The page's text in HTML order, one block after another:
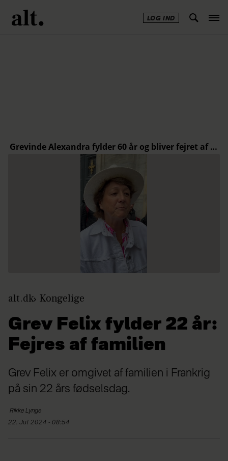
LOG IND
alt.dk Kongelige
Grev Felix fylder 22 år:
Fejres af familien
Grev Felix er omgivet af familien i Frankrig
på sin 22 års fødselsdag.
Rikke Lynge
22. Jul 2024 - 08:54